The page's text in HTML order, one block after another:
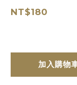
NT$180
加入購物